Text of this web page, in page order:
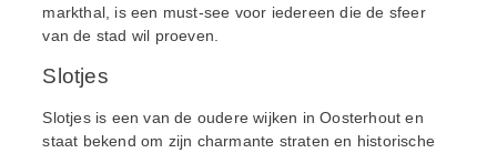
markthal, is een must-see voor iedereen die de sfeer
van de stad wil proeven.
Slotjes
Slotjes is een van de oudere wijken in Oosterhout en
staat bekend om zijn charmante straten en historische